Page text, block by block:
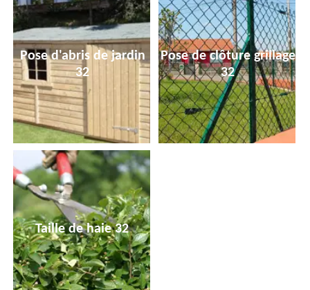
Pose d'abris de jardin
32
Pose de clôture grillage
32
Taille de haie 32